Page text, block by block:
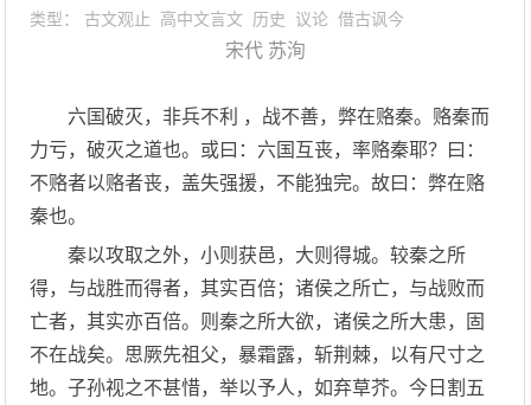
类型： 古文观止 高中文言文 历史 议论 借古讽今
宋代 苏洵
六国破灭，非兵不利 ，战不善，弊在赂秦。赂秦而
力亏，破灭之道也。或曰：六国互丧，率赂秦耶？曰：
不赂者以赂者丧，盖失强援，不能独完。故曰：弊在赂
秦也。
秦以攻取之外，小则获邑，大则得城。较秦之所
得，与战胜而得者，其实百倍；诸侯之所亡，与战败而
亡者，其实亦百倍。则秦之所大欲，诸侯之所大患，固
不在战矣。思厥先祖父，暴霜露，斩荆棘，以有尺寸之
地。子孙视之不甚惜，举以予人，如弃草芥。今日割五